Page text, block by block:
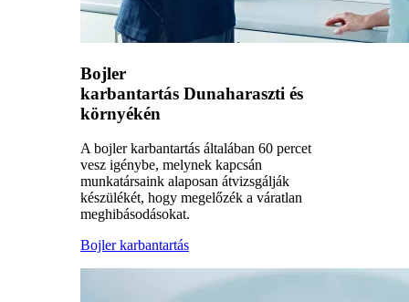
Bojler
karbantartás Dunaharaszti és
környékén
A bojler karbantartás általában 60 percet
vesz igénybe, melynek kapcsán
munkatársaink alaposan átvizsgálják
készülékét, hogy megelőzék a váratlan
meghibásodásokat.
Bojler karbantartás